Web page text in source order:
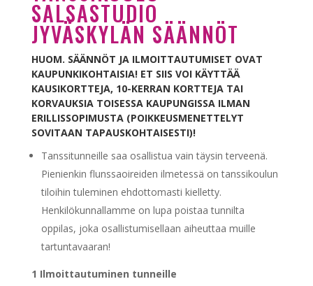
SALSASTUDIO
JYVÄSKYLÄN SÄÄNNÖT
HUOM. SÄÄNNÖT JA ILMOITTAUTUMISET OVAT
KAUPUNKIKOHTAISIA! ET SIIS VOI KÄYTTÄÄ
KAUSIKORTTEJA, 10-KERRAN KORTTEJA TAI
KORVAUKSIA TOISESSA KAUPUNGISSA ILMAN
ERILLISSOPIMUSTA (POIKKEUSMENETTELYT
SOVITAAN TAPAUSKOHTAISESTI)!
Tanssitunneille saa osallistua vain täysin terveenä.
Pienienkin flunssaoireiden ilmetessä on tanssikoulun
tiloihin tuleminen ehdottomasti kielletty.
Henkilökunnallamme on lupa poistaa tunnilta
oppilas, joka osallistumisellaan aiheuttaa muille
tartuntavaaran!
1 Ilmoittautuminen tunneille